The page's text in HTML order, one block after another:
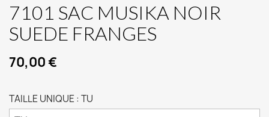
7101 SAC MUSIKA NOIR
SUEDE FRANGES
70,00 €
TAILLE UNIQUE : TU